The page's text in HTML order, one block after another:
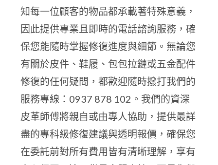
知每一位顧客的物品都承載著特殊意義，
因此提供專業且即時的電話諮詢服務，確
保您能隨時掌握修復進度與細節。無論您
有關於皮件、鞋履、包包拉鏈或五金配件
修復的任何疑問，都歡迎隨時撥打我們的
服務專線：0937 878 102。我們的資深
皮革師傅將親自或由專人協助，提供最詳
盡的專科級修復建議與透明報價，確保您
在委託前對所有費用皆有清晰理解，享有